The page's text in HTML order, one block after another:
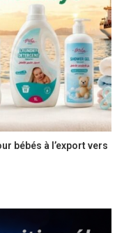
bébés à l’export vers